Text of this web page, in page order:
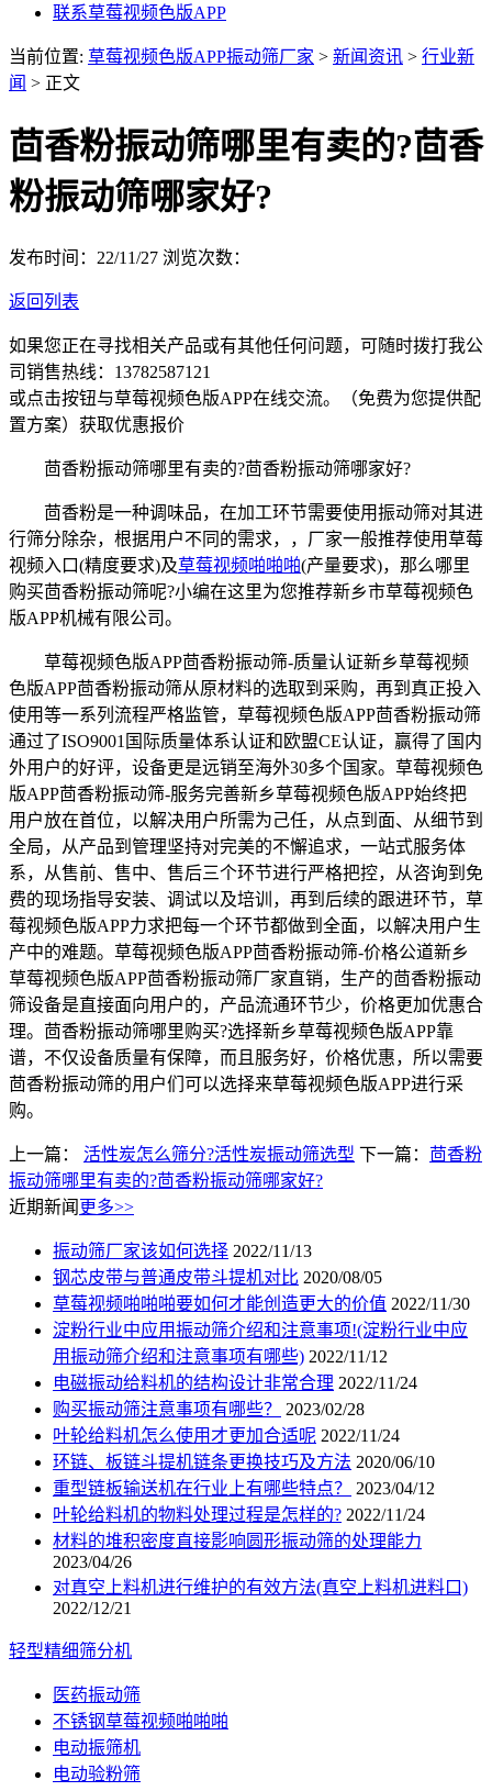
联系草莓视频色版APP
当前位置: 草莓视频色版APP振动筛厂家 > 新闻资讯 > 行业新
闻 > 正文
茴香粉振动筛哪里有卖的?茴香
粉振动筛哪家好?
发布时间：22/11/27 浏览次数：
返回列表
如果您正在寻找相关产品或有其他任何问题，可随时拨打我公
司销售热线： 13782587121
或点击按钮与草莓视频色版APP在线交流。（免费为您提供配
置方案） 获取优惠报价
茴香粉振动筛哪里有卖的?茴香粉振动筛哪家好?
茴香粉是一种调味品，在加工环节需要使用振动筛对其进
行筛分除杂，根据用户不同的需求，，厂家一般推荐使用草莓
视频入口(精度要求)及草莓视频啪啪啪(产量要求)，那么哪里
购买茴香粉振动筛呢?小编在这里为您推荐新乡市草莓视频色
版APP机械有限公司。
草莓视频色版APP茴香粉振动筛-质量认证新乡草莓视频
色版APP茴香粉振动筛从原材料的选取到采购，再到真正投入
使用等一系列流程严格监管，草莓视频色版APP茴香粉振动筛
通过了ISO9001国际质量体系认证和欧盟CE认证，赢得了国内
外用户的好评，设备更是远销至海外30多个国家。草莓视频色
版APP茴香粉振动筛-服务完善新乡草莓视频色版APP始终把
用户放在首位，以解决用户所需为己任，从点到面、从细节到
全局，从产品到管理坚持对完美的不懈追求，一站式服务体
系，从售前、售中、售后三个环节进行严格把控，从咨询到免
费的现场指导安装、调试以及培训，再到后续的跟进环节，草
莓视频色版APP力求把每一个环节都做到全面，以解决用户生
产中的难题。草莓视频色版APP茴香粉振动筛-价格公道新乡
草莓视频色版APP茴香粉振动筛厂家直销，生产的茴香粉振动
筛设备是直接面向用户的，产品流通环节少，价格更加优惠合
理。茴香粉振动筛哪里购买?选择新乡草莓视频色版APP靠
谱，不仅设备质量有保障，而且服务好，价格优惠，所以需要
茴香粉振动筛的用户们可以选择来草莓视频色版APP进行采
购。
上一篇： 活性炭怎么筛分?活性炭振动筛选型 下一篇： 茴香粉
振动筛哪里有卖的?茴香粉振动筛哪家好?
近期新闻 更多>>
振动筛厂家该如何选择 2022/11/13
钢芯皮带与普通皮带斗提机对比 2020/08/05
草莓视频啪啪啪要如何才能创造更大的价值 2022/11/30
淀粉行业中应用振动筛介绍和注意事项!(淀粉行业中应
用振动筛介绍和注意事项有哪些) 2022/11/12
电磁振动给料机的结构设计非常合理 2022/11/24
购买振动筛注意事项有哪些？
2023/02/28
叶轮给料机怎么使用才更加合适呢 2022/11/24
环链、板链斗提机链条更换技巧及方法 2020/06/10
重型链板输送机在行业上有哪些特点？
2023/04/12
叶轮给料机的物料处理过程是怎样的? 2022/11/24
材料的堆积密度直接影响圆形振动筛的处理能力
2023/04/26
对真空上料机进行维护的有效方法(真空上料机进料口)
2022/12/21
轻型精细筛分机
医药振动筛
不锈钢草莓视频啪啪啪
电动振筛机
电动验粉筛